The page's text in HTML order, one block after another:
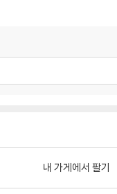
내 가게에서 팔기